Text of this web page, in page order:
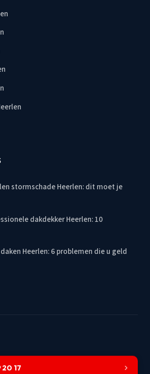
stormschade Heerlen: dit moet je
dakdekker Heerlen: 10
Heerlen: 6 problemen die u geld
20 17